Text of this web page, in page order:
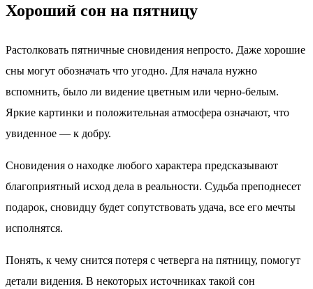
Хороший сон на пятницу
Растолковать пятничные сновидения непросто. Даже хорошие
сны могут обозначать что угодно. Для начала нужно
вспомнить, было ли видение цветным или черно-белым.
Яркие картинки и положительная атмосфера означают, что
увиденное — к добру.
Сновидения о находке любого характера предсказывают
благоприятный исход дела в реальности. Судьба преподнесет
подарок, сновидцу будет сопутствовать удача, все его мечты
исполнятся.
Понять, к чему снится потеря с четверга на пятницу, помогут
детали видения. В некоторых источниках такой сон